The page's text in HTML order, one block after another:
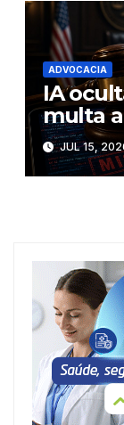
ADVOCACIA
IA
multa
JUL 15,